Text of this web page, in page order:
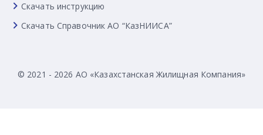
Скачать инструкцию
Скачать Справочник АО “КазНИИСА”
© 2021 - 2026 АО «Казахстанская Жилищная Компания»